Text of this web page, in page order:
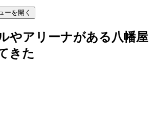
ーを開く
やアリーナがある八幡屋
きた